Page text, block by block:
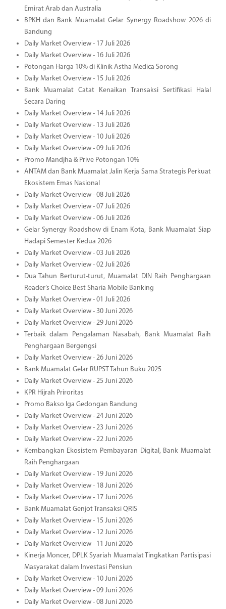
Emirat Arab dan Australia
BPKH dan Bank Muamalat Gelar Synergy Roadshow 2026 di
Bandung
Daily Market Overview - 17 Juli 2026
Daily Market Overview - 16 Juli 2026
Potongan Harga 10% di Klinik Astha Medica Sorong
Daily Market Overview - 15 Juli 2026
Bank Muamalat Catat Kenaikan Transaksi Sertifikasi Halal
Secara Daring
Daily Market Overview - 14 Juli 2026
Daily Market Overview - 13 Juli 2026
Daily Market Overview - 10 Juli 2026
Daily Market Overview - 09 Juli 2026
Promo Mandjha & Prive Potongan 10%
ANTAM dan Bank Muamalat Jalin Kerja Sama Strategis Perkuat
Ekosistem Emas Nasional
Daily Market Overview - 08 Juli 2026
Daily Market Overview - 07 Juli 2026
Daily Market Overview - 06 Juli 2026
Gelar Synergy Roadshow di Enam Kota, Bank Muamalat Siap
Hadapi Semester Kedua 2026
Daily Market Overview - 03 Juli 2026
Daily Market Overview - 02 Juli 2026
Dua Tahun Berturut-turut, Muamalat DIN Raih Penghargaan
Reader’s Choice Best Sharia Mobile Banking
Daily Market Overview - 01 Juli 2026
Daily Market Overview - 30 Juni 2026
Daily Market Overview - 29 Juni 2026
Terbaik dalam Pengalaman Nasabah, Bank Muamalat Raih
Penghargaan Bergengsi
Daily Market Overview - 26 Juni 2026
Bank Muamalat Gelar RUPST Tahun Buku 2025
Daily Market Overview - 25 Juni 2026
KPR Hijrah Priroritas
Promo Bakso Iga Gedongan Bandung
Daily Market Overview - 24 Juni 2026
Daily Market Overview - 23 Juni 2026
Daily Market Overview - 22 Juni 2026
Kembangkan Ekosistem Pembayaran Digital, Bank Muamalat
Raih Penghargaan
Daily Market Overview - 19 Juni 2026
Daily Market Overview - 18 Juni 2026
Daily Market Overview - 17 Juni 2026
Bank Muamalat Genjot Transaksi QRIS
Daily Market Overview - 15 Juni 2026
Daily Market Overview - 12 Juni 2026
Daily Market Overview - 11 Juni 2026
Kinerja Moncer, DPLK Syariah Muamalat Tingkatkan Partisipasi
Masyarakat dalam Investasi Pensiun
Daily Market Overview - 10 Juni 2026
Daily Market Overview - 09 Juni 2026
Daily Market Overview - 08 Juni 2026